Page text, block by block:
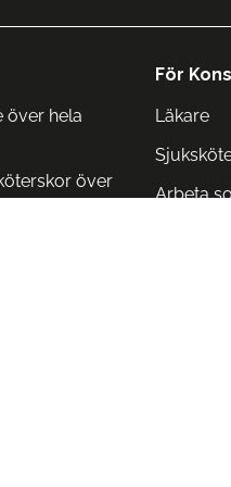
över hela
över
För
Läkare
Arbeta